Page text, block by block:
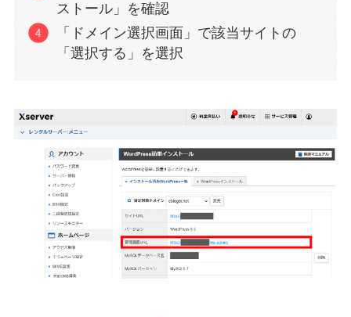
ストール」を確認
「ドメイン選択画面」で該当サイトの
「選択する」を選択